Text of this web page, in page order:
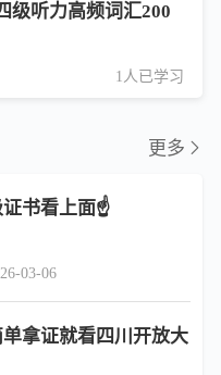
级听力高频词汇200
1人已学习
更多
书看上面☝️
03-06
拿证就看四川开放大